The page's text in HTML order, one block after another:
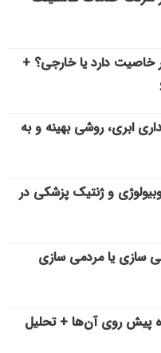
خاصیت دارد یا خارجی؟ +
ابری، روشی بهینه و به
و ژنتیک پزشکی در
یا مردمی سازی
پیش روی آن‌ها + تحلیل